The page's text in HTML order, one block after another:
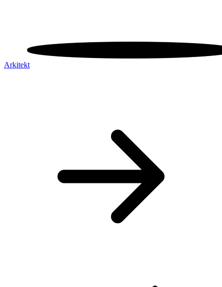
Arkitekt